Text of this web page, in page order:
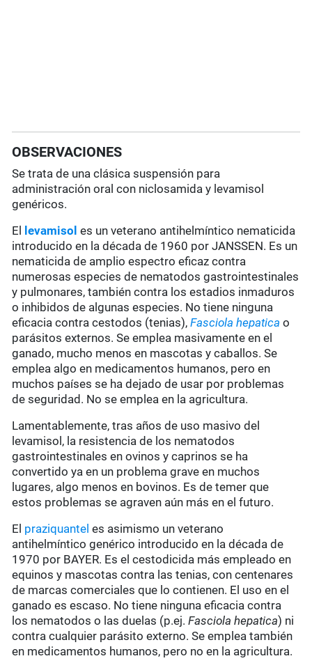
OBSERVACIONES
Se trata de una clásica suspensión para
administración oral con niclosamida y levamisol
genéricos.
El
levamisol es un veterano antihelmíntico nematicida
introducido en la década de 1960 por JANSSEN. Es un
nematicida de amplio espectro eficaz contra
numerosas especies de nematodos gastrointestinales
y pulmonares, también contra los estadios inmaduros
o inhibidos de algunas especies. No tiene ninguna
eficacia contra cestodos (tenias),Fasciola hepatica o
parásitos externos. Se emplea masivamente en el
ganado, mucho menos en mascotas y caballos. Se
emplea algo en medicamentos humanos, pero en
muchos países se ha dejado de usar por problemas
de seguridad. No se emplea en la agricultura.
Lamentablemente, tras años de uso masivo del
levamisol, la resistencia de los nematodos
gastrointestinales en ovinos y caprinos se ha
convertido ya en un problema grave en muchos
lugares, algo menos en bovinos. Es de temer que
estos problemas se agraven aún más en el futuro.
El praziquantel es asimismo un veterano
antihelmíntico genérico introducido en la década de
1970 por BAYER. Es el cestodicida más empleado en
equinos y mascotas contra las tenias, con centenares
de marcas comerciales que lo contienen. El uso en el
ganado es escaso. No tiene ninguna eficacia contra
los nematodos o las duelas (p.ej.Fasciola hepatica) ni
contra cualquier parásito externo. Se emplea también
en medicamentos humanos, pero no en la agricultura.